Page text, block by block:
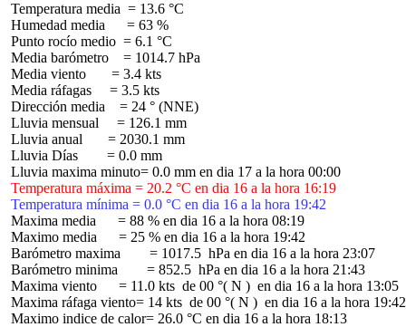
Temperatura media  = 13.6 °C
Humedad media      = 63 %
Punto rocío medio  = 6.1 °C
Media barómetro    = 1014.7 hPa
Media viento       = 3.4 kts
Media ráfagas     = 3.5 kts
Dirección media    = 24 ° (NNE)
Lluvia mensual     = 126.1 mm
Lluvia anual       = 2030.1 mm
Lluvia Días        = 0.0 mm
Temperatura máxima = 20.2 °C en dia 16 a la hora 16:19
Temperatura mínima = 0.0 °C en dia 16 a la hora 19:42
Maxima media      = 88 % en dia 16 a la hora 08:19
Maximo media      = 25 % en dia 16 a la hora 19:42
Barómetro maxima        = 1017.5  hPa en dia 16 a la hora 23:07
Barómetro minima        = 852.5  hPa en dia 16 a la hora 21:43
Maxima viento      = 11.0 kts  de 00 °( N )  en dia 16 a la hora 13:05
Maxima ráfaga viento= 14 kts  de 00 °( N )  en dia 16 a la hora 19:42
Maximo indice de calor= 26.0 °C en dia 16 a la hora 18:13